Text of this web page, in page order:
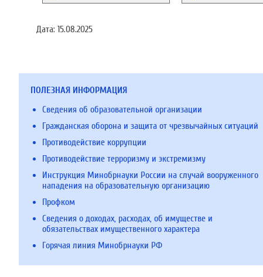
Дата: 15.08.2025
ПОЛЕЗНАЯ ИНФОРМАЦИЯ
Сведения об образовательной организации
Гражданская оборона и защита от чрезвычайных ситуаций
Противодействие коррупции
Противодействие терроризму и экстремизму
Инструкция Минобрнауки России на случай вооруженного
нападения на образовательную организацию
Профком
Сведения о доходах, расходах, об имуществе и
обязательствах имущественного характера
Горячая линия Минобрнауки РФ